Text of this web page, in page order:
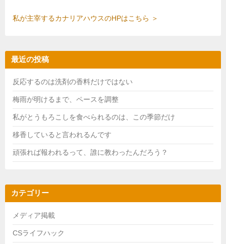
私が主宰するカナリアハウスのHPはこちら ＞
最近の投稿
反応するのは洗剤の香料だけではない
梅雨が明けるまで、ペースを調整
私がとうもろこしを食べられるのは、この季節だけ
移香していると言われるんです
頑張れば報われるって、誰に教わったんだろう？
カテゴリー
メディア掲載
CSライフハック